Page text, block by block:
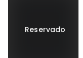
Reservado